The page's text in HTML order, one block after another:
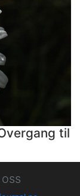
til